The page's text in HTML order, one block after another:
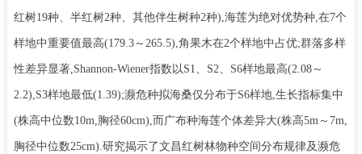
红树19种、半红树2种、其他伴生树种2种),海莲为绝对优势种,在7个
样地中重要值最高(179.3～265.5),角果木在2个样地中占优;群落多样
性差异显著,Shannon-Wiener指数以S1、S2、S6样地最高(2.08～
2.2),S3样地最低(1.39);濒危种拟海桑仅分布于S6样地,生长指标集中
(株高中位数10m,胸径60cm),而广布种海莲个体差异大(株高5m～7m,
胸径中位数25cm).研究揭示了文昌红树林物种空间分布规律及濒危